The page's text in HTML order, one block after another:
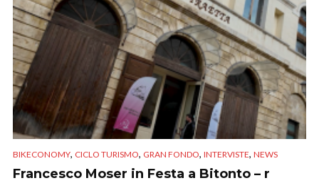
BIKECONOMY, CICLO TURISMO, GRAN FONDO, INTERVISTE, NEWS
Francesco Moser in Festa a Bitonto – r